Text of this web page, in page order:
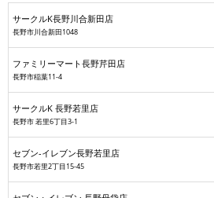
サークルK長野川合新田店
長野市川合新田1048
ファミリーマート長野芹田店
長野市稲葉11-4
サークルK 長野若里店
長野市 若里6丁目3-1
セブン-イレブン長野若里店
長野市若里2丁目15-45